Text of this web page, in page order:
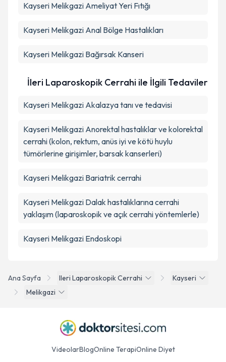
Ana Sayfa Ileri Laparoskopik Cerrahi
Kayseri
Melikgazi
Kayseri Melikgazi Ameliyat Yeri Fıtığı
Kayseri Melikgazi Anal Bölge Hastalıkları
Kayseri Melikgazi Bağırsak Kanseri
İleri Laparoskopik Cerrahi ile İlgili Tedaviler
Kayseri Melikgazi Akalazya tanı ve tedavisi
Kayseri Melikgazi Anorektal hastalıklar ve kolorektal
cerrahi (kolon, rektum, anüs iyi ve kötü huylu
tümörlerine girişimler, barsak kanserleri)
Kayseri Melikgazi Bariatrik cerrahi
Kayseri Melikgazi Dalak hastalıklarına cerrahi
yaklaşım (laparoskopik ve açık cerrahi yöntemlerle)
Kayseri Melikgazi Endoskopi
VideolarBlogOnline TerapiOnline Diyet